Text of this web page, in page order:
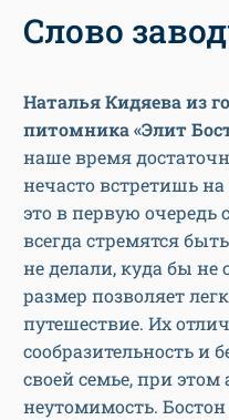
Слово
Наталья Кидяева из
питомника «Элит
наше время
нечасто встретишь
это в первую
всегда стремятся
не делали, куда бы
размер позволяет
путешествие. Их
сообразительность и
своей семье, при
неутомимость. Бостон